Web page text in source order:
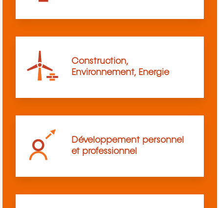
Construction,
Environnement, Energie
Développement personnel
et professionnel